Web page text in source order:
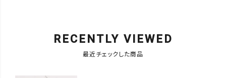
RECENTLY VIEWED
最近チェックした商品